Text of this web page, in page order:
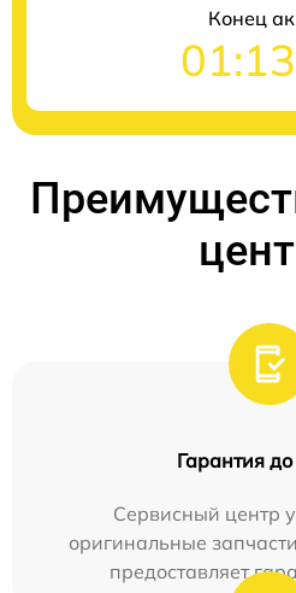
Конец
Гарантия
Сервисный центр
оригинальные
предоставляет